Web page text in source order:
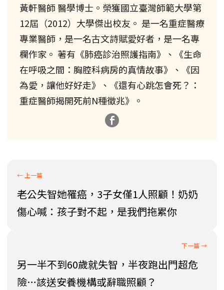
黃軒醫師 醫學博士。榮獲國立臺灣師範大學第
12屆（2012）大學傑出校友。 是一名重症醫療
專業醫師，是一名古文詩賦愛好者，是一名專
欄作家。 著有《肺癌診治照護指南》、《生命
在呼吸之間：胸腔科病房的真情故事》、《因
為愛，讓他好好走》、《還有心跳怎會死？：
重症醫師揭開死前N種徵兆》。
老公失智她罹癌，3子女僅1人照顧！奶奶
傷心喊：孩子對不起，是我們拖累你
另一半不到60歲就失智，半夜跑出門超危
險…該送安養機構或辭職照顧？